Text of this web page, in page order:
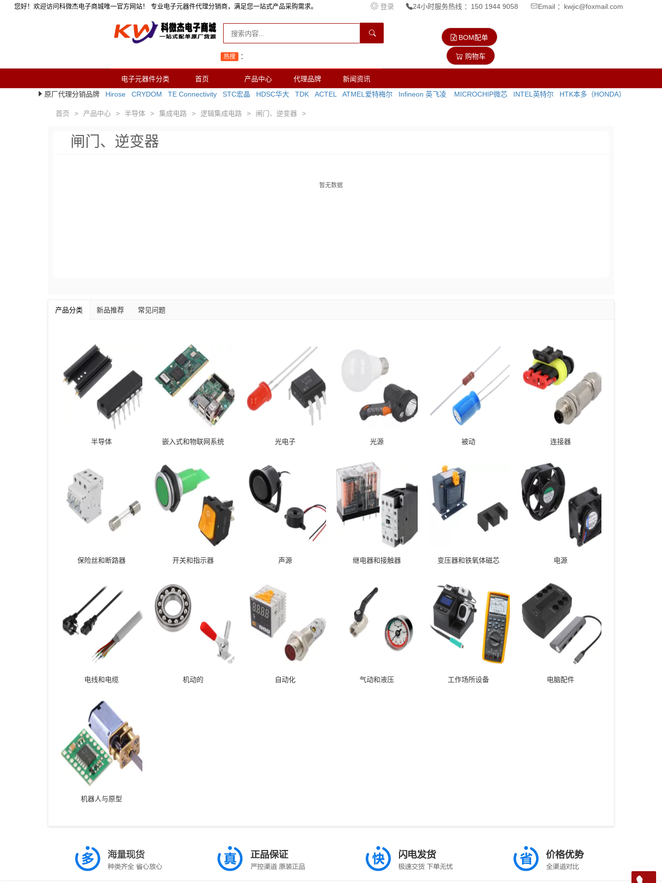
您好！欢迎访问科微杰电子商城唯一官方网站！ 专业电子元器件代理分销商，满足您一站式产品采购需求。 登录 24小时服务热线 ：150 1944 9058 Email ：kwjic@foxmail.com
热搜 ：
BOM配单
购物车
电子元器件分类 首页 产品中心 代理品牌
新闻资讯
原厂代理分销品牌
Hirose CRYDOM TE Connectivity STC宏晶 HDSC华大 TDK ACTEL ATMEL爱特梅尔 Infineon 英飞凌 MICROCHIP微芯 INTEL英特尔 HTK本多（HONDA）
首页 > 产品中心 > 半导体 > 集成电路 > 逻辑集成电路 > 闸门、逆变器 >
闸门、逆变器
暂无数据
产品分类 新品推荐 常见问题
半导体 嵌入式和物联网系统 光电子 光源 被动 连接器
保险丝和断路器 开关和指示器 声源 继电器和接触器 变压器和铁氧体磁芯 电源
电线和电缆 机动的 自动化 气动和液压 工作场所设备 电脑配件
机器人与原型